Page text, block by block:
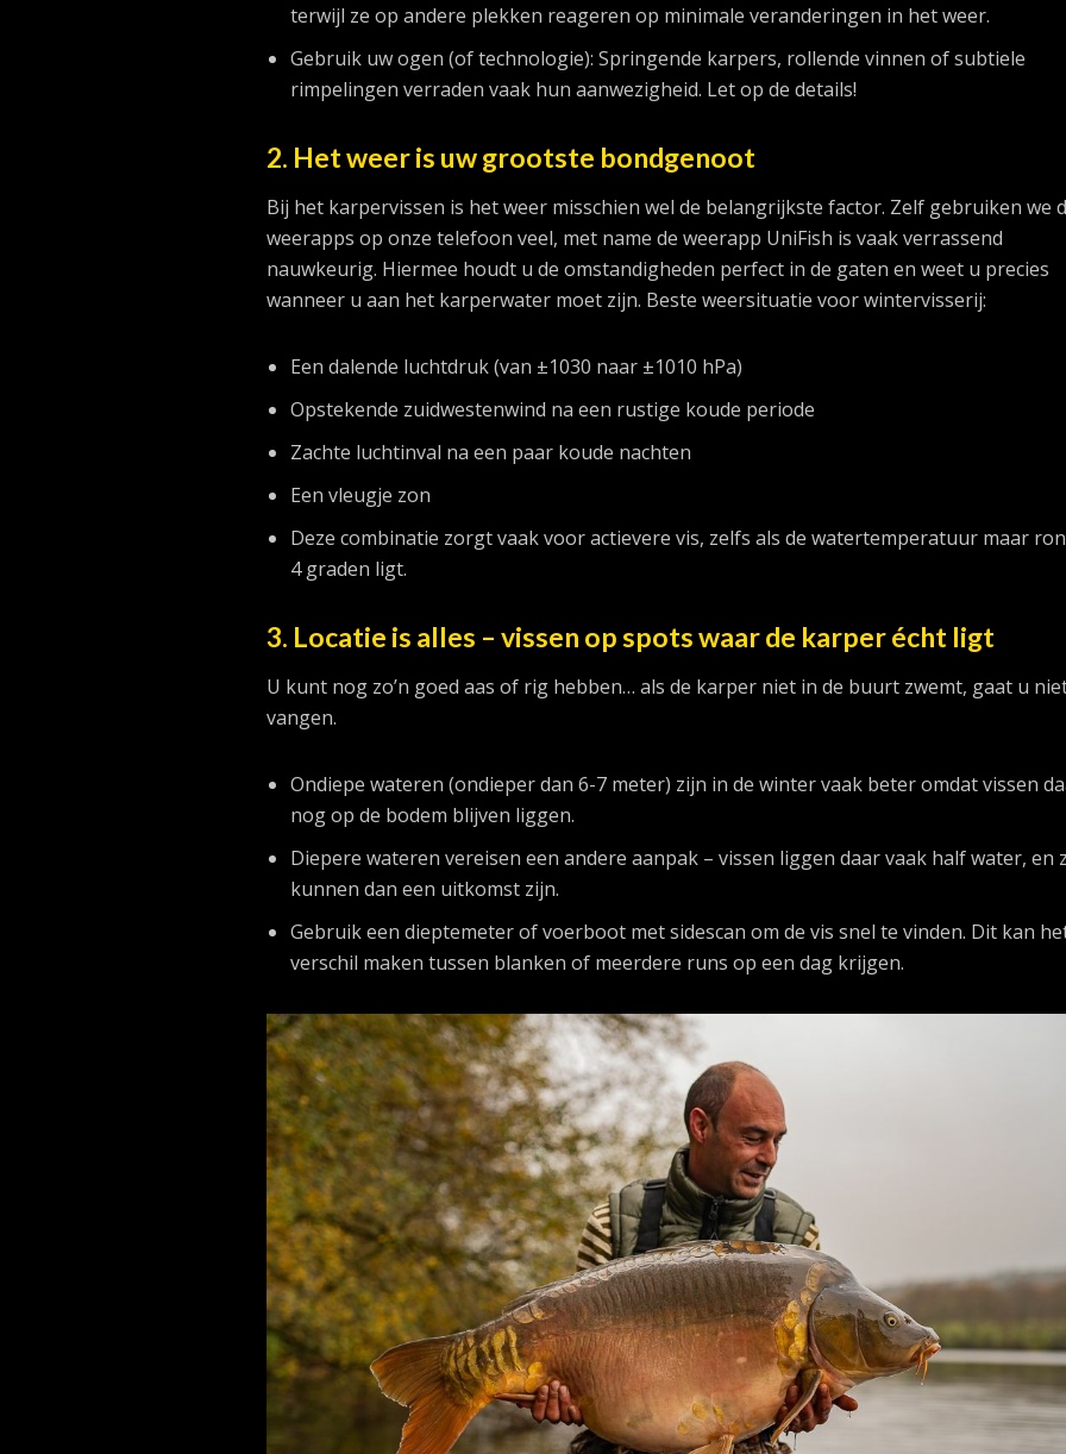
terwijl ze op andere plekken reageren op minimale veranderingen in het weer.
Gebruik uw ogen (of technologie): Springende karpers, rollende vinnen of subtiele
rimpelingen verraden vaak hun aanwezigheid. Let op de details!
2. Het weer is uw grootste bondgenoot
Bij het karpervissen is het weer misschien wel de belangrijkste factor. Zelf gebruiken we
weerapps op onze telefoon veel, met name de weerapp UniFish is vaak verrassend
nauwkeurig. Hiermee houdt u de omstandigheden perfect in de gaten en weet u precies
wanneer u aan het karperwater moet zijn. Beste weersituatie voor wintervisserij:
Een dalende luchtdruk (van ±1030 naar ±1010 hPa)
Opstekende zuidwestenwind na een rustige koude periode
Zachte luchtinval na een paar koude nachten
Een vleugje zon
Deze combinatie zorgt vaak voor actievere vis, zelfs als de watertemperatuur maar
4 graden ligt.
3. Locatie is alles – vissen op spots waar de karper écht ligt
U kunt nog zo’n goed aas of rig hebben… als de karper niet in de buurt zwemt, gaat u
vangen.
Ondiepe wateren (ondieper dan 6-7 meter) zijn in de winter vaak beter omdat vissen
nog op de bodem blijven liggen.
Diepere wateren vereisen een andere aanpak – vissen liggen daar vaak half water, en
kunnen dan een uitkomst zijn.
Gebruik een dieptemeter of voerboot met sidescan om de vis snel te vinden. Dit kan
verschil maken tussen blanken of meerdere runs op een dag krijgen.